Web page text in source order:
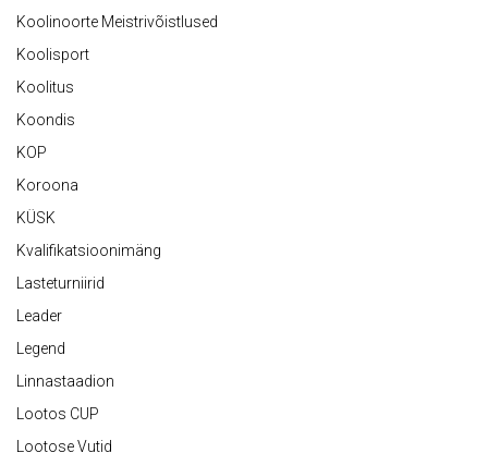
Koolinoorte Meistrivõistlused
Koolisport
Koolitus
Koondis
KOP
Koroona
KÜSK
Kvalifikatsioonimäng
Lasteturniirid
Leader
Legend
Linnastaadion
Lootos CUP
Lootose Vutid